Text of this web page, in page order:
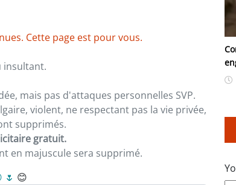
Cette page est pour vous.
insultant.
mais pas d'attaques personnelles SVP.
violent, ne respectant pas la vie privée,
supprimés.
gratuit.
en majuscule sera supprimé.
🌷 😊